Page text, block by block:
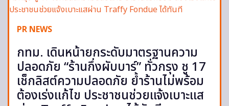
PR NEWS
กทม. เดินหน้ายกระดับมาตรฐานความ
ปลอดภัย “ร้านกึ่งผับบาร์” ทั่วกรุง ชู 17
เช็กลิสต์ความปลอดภัย ย้ำร้านไม่พร้อม
ต้องเร่งแก้ไข ประชาชนช่วยแจ้งเบาะแส